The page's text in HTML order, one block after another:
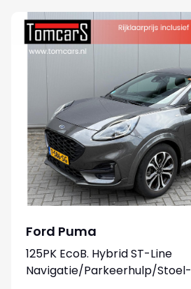
Ford Puma
125PK EcoB. Hybrid ST-Line
Navigatie/Parkeerhulp/Stoel-